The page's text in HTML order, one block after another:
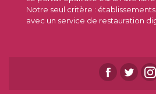
Notre seul critère :
avec un service de restauration